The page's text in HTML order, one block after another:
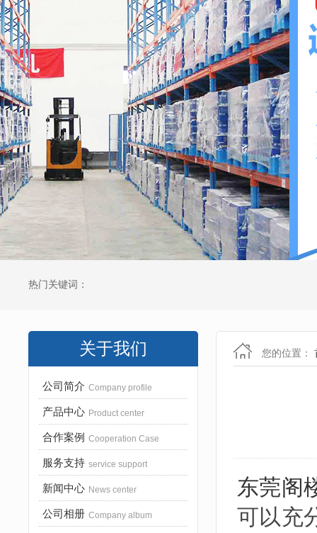
热门关键词：
关于我们
公司简介 Company profile
产品中心 Product center
合作案例 Cooperation Case
服务支持 service support
新闻中心 News center
公司相册 Company album
您的位置：
东莞阁
可以充